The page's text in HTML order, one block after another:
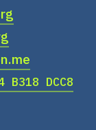
B318 DCC8